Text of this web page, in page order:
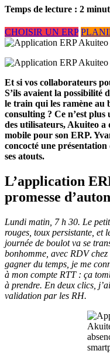
Temps de lecture : 2
CHOISIR UN ERP
Et si vos collaborateurs
S’ils avaient la possibilité
le train qui les ramène au
consulting ? Ce n’est
des utilisateurs, Akuiteo a
mobile pour son ERP.
concocté une présentation
ses atouts.
L’application
promesse
Lundi matin, 7 h 30. Le
rouges, toux persistante, et
journée de boulot va se
bonhomme, avec RDV
gagner du temps, je me
à mon compte RTT : ça
à prendre. En deux clics,
validation par les RH.